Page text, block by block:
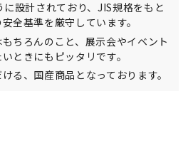
設計されており、JIS規格をもと
全基準を厳守しています。
ちろんのこと、展示会やイベント
ときにもピッタリです。
る、国産商品となっております。